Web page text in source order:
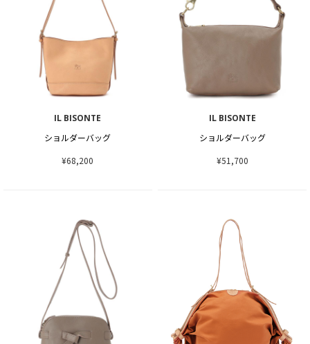
IL BISONTE
ショルダーバッグ
¥68,200
IL BISONTE
ショルダーバッグ
¥51,700